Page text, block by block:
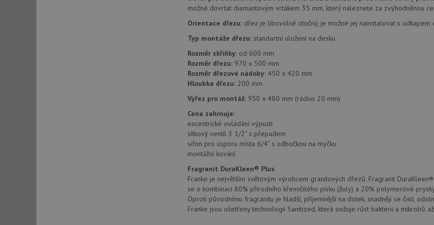
možné dovrtat diamantovým vrtákem 35 mm, který naleznete za zvýhodněnou
Orientace dřezu: dřez je libovolně otočný, je možné jej nainstalovat s odkapem
Typ montáže dřezu: standartní uložení na desku.
Rozměr skříňky: od 600 mm
Rozměr dřezu: 970 x 500 mm
Rozměr dřezové nádoby: 450 x 420 mm
Hloubka dřezu: 200 mm
Výřez pro montáž: 950 x 480 mm (rádius 20 mm)
Cena zahrnuje:
excentrické ovládání výpusti
sítkový ventil 3 1/2“ s přepadem
sifon pro úsporu místa 6/4“ s odbočkou na myčku
montážní kování
Fragranit DuraKleen® Plus
Franke je největším světovým výrobcem granitových dřezů. Fragranit
se o kombinaci 80% přírodního křemičitého písku (žuly) a 20% polymerové
Oproti původnímu fragranitu je hladší, příjemnější na dotek, snadněji se čistí,
Franke jsou ošetřeny technologií Sanitized, která snižuje růst bakterií a mikrobů
webové stránky a jakoukoli
.seznam.cz
4 týdny 2
dny
Toto je velmi běžný název
.drezy-franke.cz
test_cookie
Google LLC
.doubleclick.net
.youtube.com
_gcl_au
Google LLC
.drezy-franke.cz
__Secure-ROLLOUT_TOKEN
.youtube.com
VISITOR_INFO1_LIVE
Google LLC
.youtube.com
6 měsíců
Tento soubor cookie nastavuje
uživatelských předvoleb pro videa
webů; může také určit, zda
nebo starou verzi rozhraní